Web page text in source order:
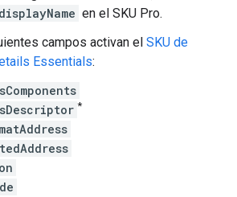
displayName en el SKU Pro.
campos activan el SKU de
Essentials:
*